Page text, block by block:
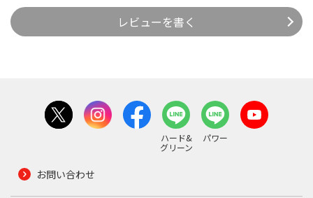
レビューを書く
ハード&
グリーン
パワー
お問い合わせ